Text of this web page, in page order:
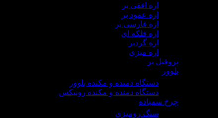
اره افقی بر
اره عمود بر
اره فارسی بر
اره فلکه ای
اره گردبر
اره میزی
پروفیل بر
بلوور
دستگاه دمنده و مکنده بلوور
دستگاه دمنده و مکنده رونیکس
چرخ سمباده
سنگ رومیزی